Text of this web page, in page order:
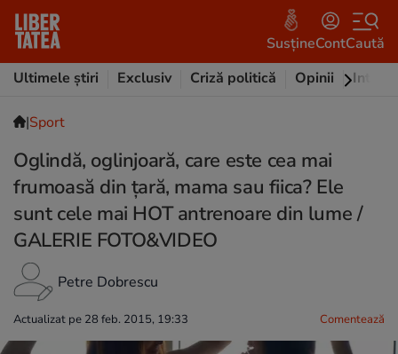
SusțineContCaută
Ultimele știri
Exclusiv Criză politică Opinii
|Sport
Oglindă, oglinjoară, care este cea mai
frumoasă din țară, mama sau fiica? Ele
sunt cele mai HOT antrenoare din lume /
GALERIE FOTO&VIDEO
Petre Dobrescu
Actualizat pe 28 feb. 2015, 19:33 Comentează